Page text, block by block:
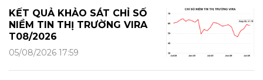
KẾT QUẢ KHẢO SÁT CHỈ SỐ
NIỀM TIN THỊ TRƯỜNG VIRA
T08/2026
05/08/2026 17:59